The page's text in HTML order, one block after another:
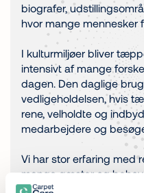
biografer,
hvor mange mennesker
I kulturmiljøer bliver
intensivt af mange
dagen. Den daglige
vedligeholdelsen, hvis
rene, velholdte og
medarbejdere og
Vi har stor erfaring med
mange gæster og
præsentable uden at